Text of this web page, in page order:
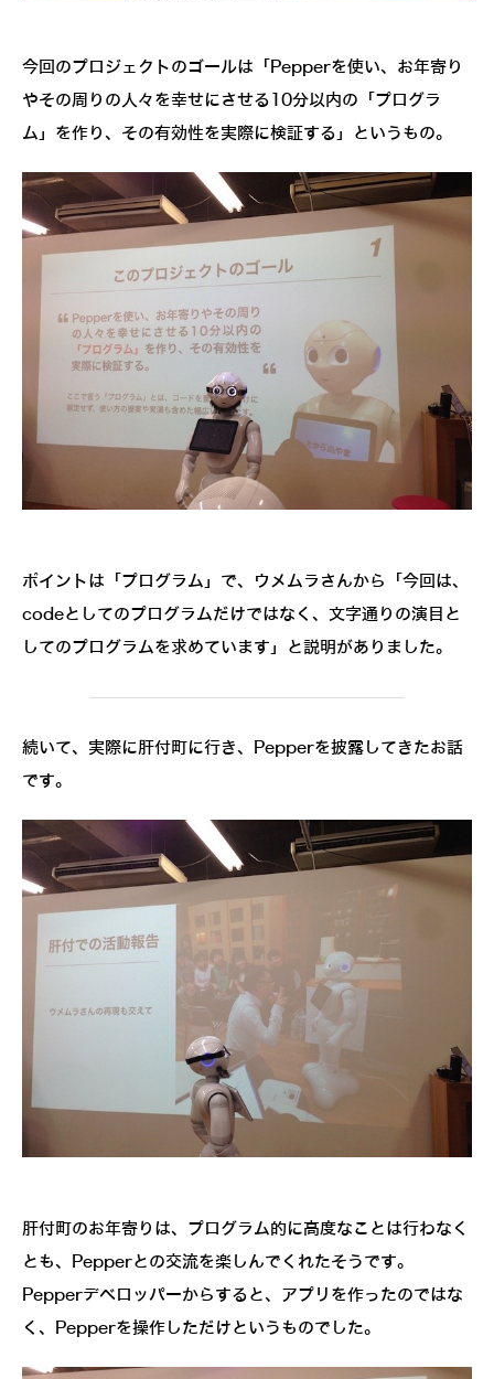
今回のプロジェクトのゴールは「Pepperを使い、お年寄り
やその周りの人々を幸せにさせる10分以内の「プログラ
ム」を作り、その有効性を実際に検証する」というもの。
ポイントは「プログラム」で、ウメムラさんから「今回は、
codeとしてのプログラムだけではなく、文字通りの演目と
してのプログラムを求めています」と説明がありました。
続いて、実際に肝付町に行き、Pepperを披露してきたお話
です。
肝付町のお年寄りは、プログラム的に高度なことは行わなく
とも、Pepperとの交流を楽しんでくれたそうです。
Pepperデベロッパーからすると、アプリを作ったのではな
く、Pepperを操作しただけというものでした。